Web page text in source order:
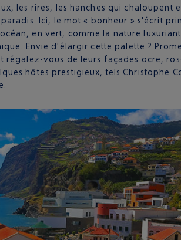
les rires, les hanches qui
Ici, le mot « bonheur » s'écrit
en vert, comme la nature
Envie d'élargir cette palette ?
régalez-vous de leurs façades ocre,
hôtes prestigieux, tels Christophe